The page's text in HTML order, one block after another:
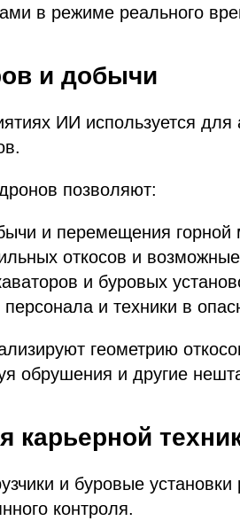
в режиме реального
и добычи
ИИ используется для
позволяют:
и перемещения горной
откосов и
и буровых
и техники в
геометрию
обрушения и другие
карьерной
и буровые
контроля.